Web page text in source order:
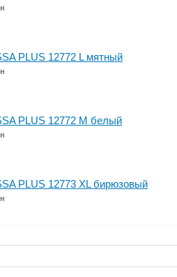
PLUS 12772 L мятный
PLUS 12772 M белый
PLUS 12773 XL бирюзовый